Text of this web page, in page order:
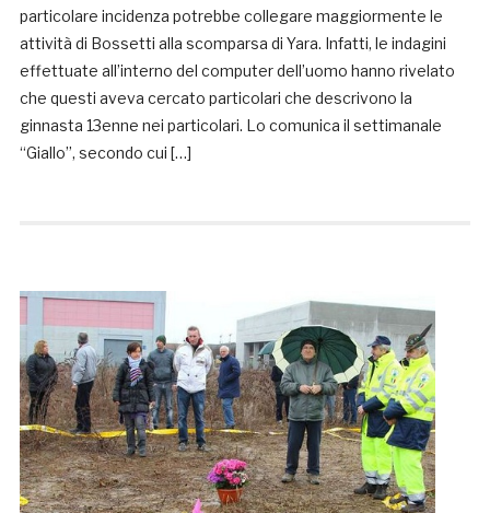
particolare incidenza potrebbe collegare maggiormente le
attività di Bossetti alla scomparsa di Yara. Infatti, le indagini
effettuate all’interno del computer dell’uomo hanno rivelato
che questi aveva cercato particolari che descrivono la
ginnasta 13enne nei particolari. Lo comunica il settimanale
“Giallo”, secondo cui […]